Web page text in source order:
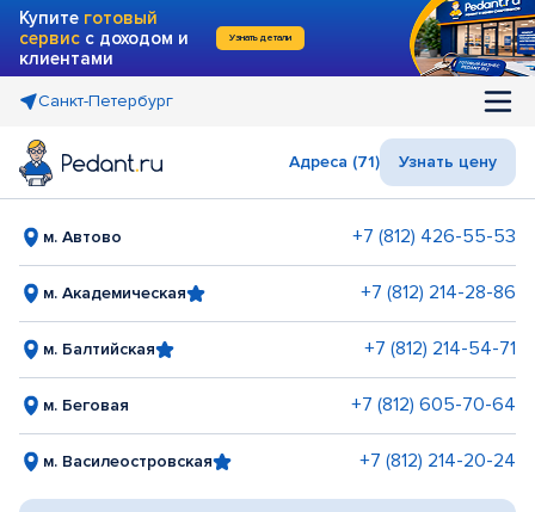
Купите готовый
сервис с доходом и
клиентами
Узнать детали
Санкт-Петербург
Адреса (71) Узнать цену
м. Автово +7 (812) 426-55-53
м. Академическая +7 (812) 214-28-86
м. Балтийская +7 (812) 214-54-71
м. Беговая +7 (812) 605-70-64
м. Василеостровская +7 (812) 214-20-24